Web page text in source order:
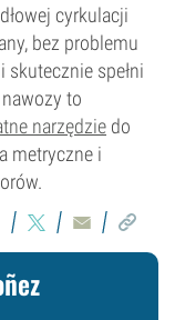
cyrkulacji
bez problemu
spełni
to
narzędzie do
metryczne i